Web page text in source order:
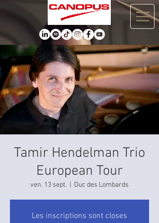
Tamir Hendelman Trio
European Tour
ven. 13 sept. Duc des Lombards
Les inscriptions sont closes